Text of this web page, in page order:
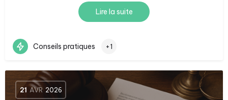
Lire la suite
Conseils pratiques +1
21 AVR 2026